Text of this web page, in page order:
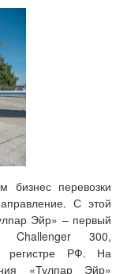
бизнес перевозки
С этой
Эйр» – первый
Challenger 300,
регистре РФ. На
«Тулпар Эйр»